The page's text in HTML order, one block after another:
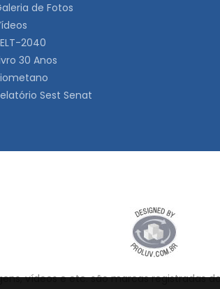
de Fotos
2040
30 Anos
Sest Senat
vídeos e etc. são marcas registradas